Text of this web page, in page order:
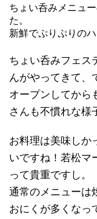
ちょい呑みメニュ
た。
新鮮でぷりぷりのハ
ちょい呑みフェス
んがやってきて、
オープンしてから
さんも不慣れな様
お料理は美味しか
いですね！若松マ
って貴重ですし。
通常のメニューは
おにくが多くなっ